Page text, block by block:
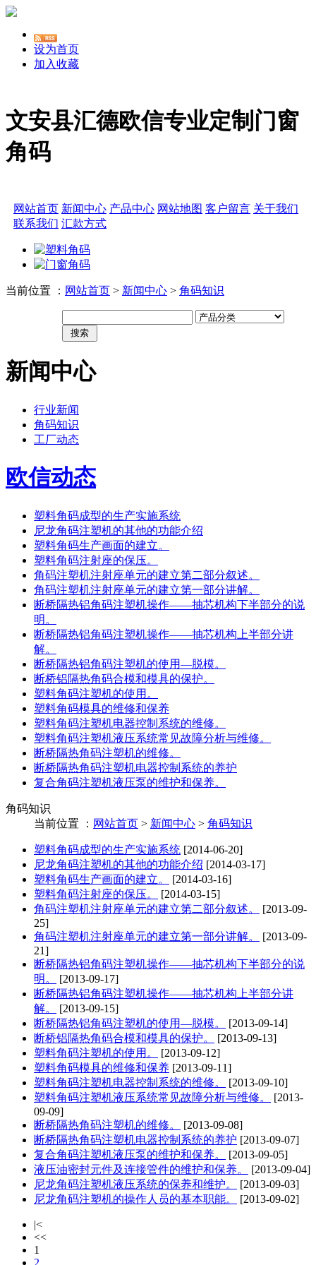
设为首页
加入收藏
文安县汇德欧信专业定制门窗
角码
网站首页 新闻中心 产品中心 网站地图 客户留言 关于我们
联系我们 汇款方式
当前位置 ： 网站首页 > 新闻中心 > 角码知识
新闻中心
行业新闻
角码知识
工厂动态
欧信动态
塑料角码成型的生产实施系统
尼龙角码注塑机的其他的功能介绍
塑料角码生产画面的建立。
塑料角码注射座的保压。
角码注塑机注射座单元的建立第二部分叙述。
角码注塑机注射座单元的建立第一部分讲解。
断桥隔热铝角码注塑机操作——抽芯机构下半部分的说
明。
断桥隔热铝角码注塑机操作——抽芯机构上半部分讲
解。
断桥隔热铝角码注塑机的使用—脱模。
断桥铝隔热角码合模和模具的保护。
塑料角码注塑机的使用。
塑料角码模具的维修和保养
塑料角码注塑机电器控制系统的维修。
塑料角码注塑机液压系统常见故障分析与维修。
断桥隔热角码注塑机的维修。
断桥隔热角码注塑机电器控制系统的养护
复合角码注塑机液压泵的维护和保养。
角码知识
当前位置 ： 网站首页 > 新闻中心 > 角码知识
塑料角码成型的生产实施系统 [2014-06-20]
尼龙角码注塑机的其他的功能介绍 [2014-03-17]
塑料角码生产画面的建立。
[2014-03-16]
塑料角码注射座的保压。
[2014-03-15]
角码注塑机注射座单元的建立第二部分叙述。
[2013-09-
25]
角码注塑机注射座单元的建立第一部分讲解。
[2013-09-
21]
断桥隔热铝角码注塑机操作——抽芯机构下半部分的说
明。
[2013-09-17]
断桥隔热铝角码注塑机操作——抽芯机构上半部分讲
解。
[2013-09-15]
断桥隔热铝角码注塑机的使用—脱模。
[2013-09-14]
断桥铝隔热角码合模和模具的保护。
[2013-09-13]
塑料角码注塑机的使用。
[2013-09-12]
塑料角码模具的维修和保养 [2013-09-11]
塑料角码注塑机电器控制系统的维修。
[2013-09-10]
塑料角码注塑机液压系统常见故障分析与维修。
[2013-
09-09]
断桥隔热角码注塑机的维修。
[2013-09-08]
断桥隔热角码注塑机电器控制系统的养护 [2013-09-07]
复合角码注塑机液压泵的维护和保养。
[2013-09-05]
液压油密封元件及连接管件的维护和保养。
[2013-09-04]
尼龙角码注塑机液压系统的保养和维护。
[2013-09-03]
尼龙角码注塑机的操作人员的基本职能。
[2013-09-02]
|<
<<
1
2